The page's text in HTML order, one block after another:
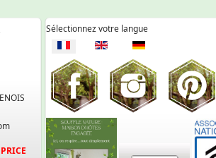
Sélectionnez votre langue